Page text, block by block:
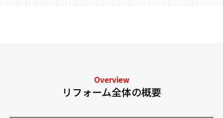
Overview
リフォーム全体の概要